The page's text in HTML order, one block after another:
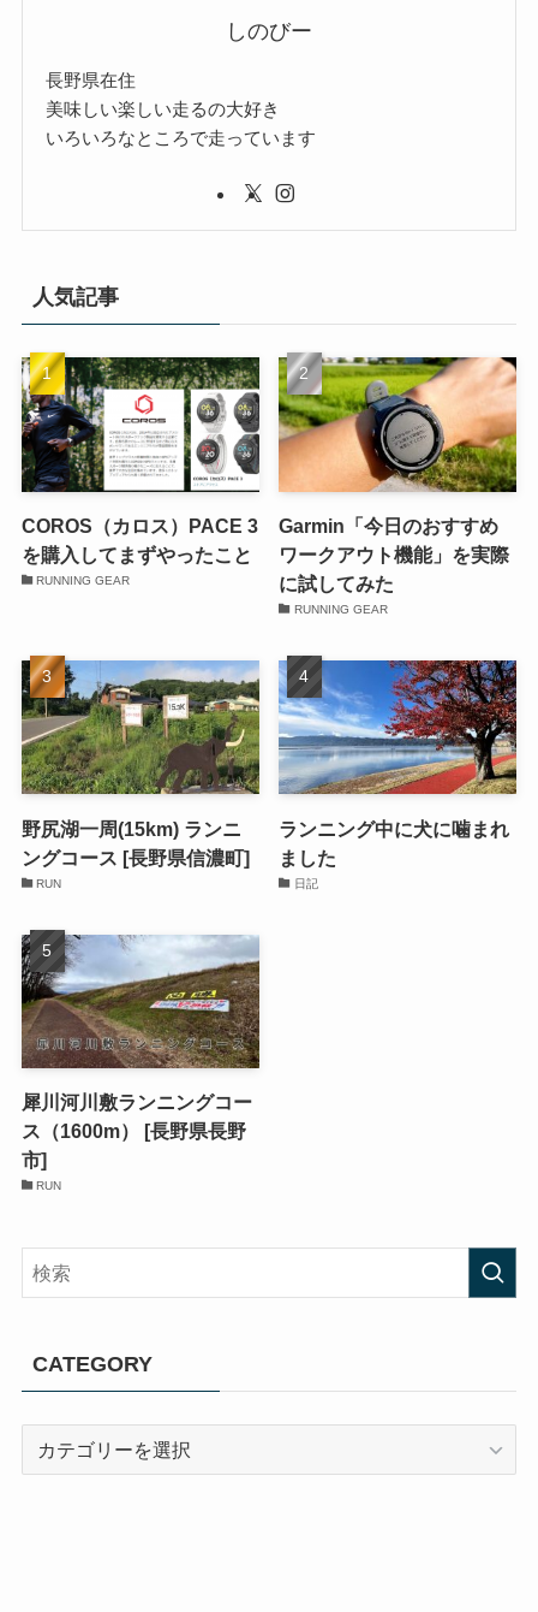
しのびー
長野県在住
美味しい楽しい走るの大好き
いろいろなところで走っています
人気記事
COROS（カロス）PACE 3
を購入してまずやったこと
RUNNING GEAR
Garmin「今日のおすすめ
ワークアウト機能」を実際
に試してみた
RUNNING GEAR
野尻湖一周(15km) ランニ
ングコース [長野県信濃町]
RUN
ランニング中に犬に噛まれ
ました
日記
犀川河川敷ランニングコー
ス（1600m） [長野県長野
市]
RUN
CATEGORY
CATEGORY